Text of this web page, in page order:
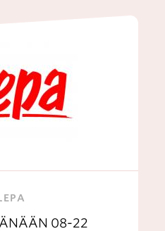
08-22